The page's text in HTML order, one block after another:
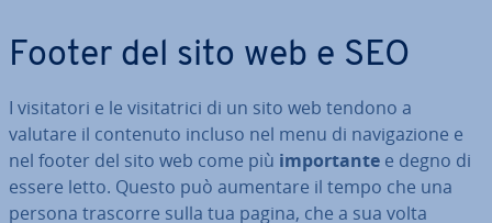
Footer del sito web e SEO
I vi­si­ta­to­ri e le vi­si­ta­tri­ci di un sito web tendono a
valutare il contenuto incluso nel menu di na­vi­ga­zio­ne e
nel footer del sito web come più im­por­tan­te e degno di
essere letto. Questo può aumentare il tempo che una
persona trascorre sulla tua pagina, che a sua volta